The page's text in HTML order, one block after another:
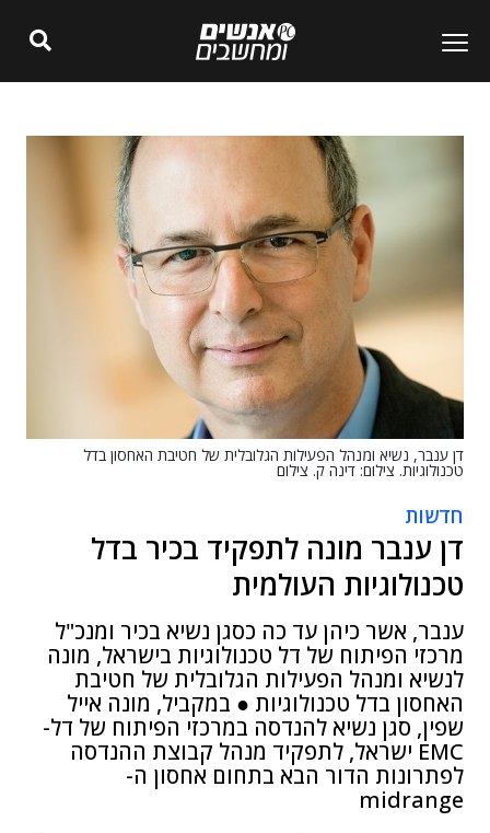
דן ענבר, נשיא ומנהל הפעילות הגלובלית של חטיבת האחסון בדל
טכנולוגיות. צילום: דינה ק. צילום
חדשות
דן ענבר מונה לתפקיד בכיר בדל
טכנולוגיות העולמית
ענבר, אשר כיהן עד כה כסגן נשיא בכיר ומנכ"ל
מרכזי הפיתוח של דל טכנולוגיות בישראל, מונה
לנשיא ומנהל הפעילות הגלובלית של חטיבת
האחסון בדל טכנולוגיות ● במקביל, מונה אייל
שפין, סגן נשיא להנדסה במרכזי הפיתוח של דל-
EMC ישראל, לתפקיד מנהל קבוצת ההנדסה
לפתרונות הדור הבא בתחום אחסון ה-
midrange